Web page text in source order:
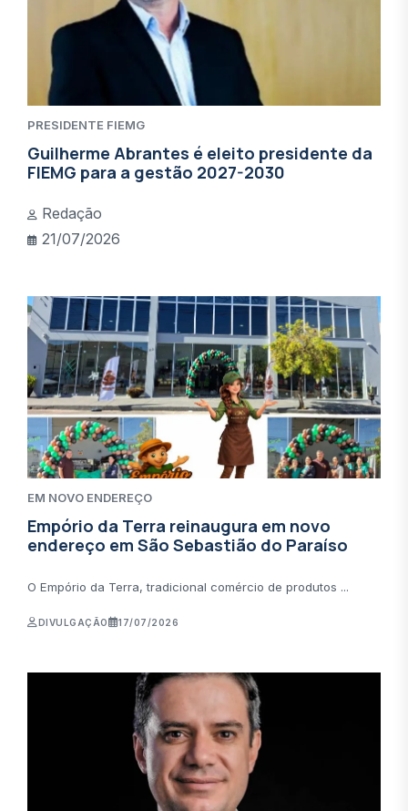
PRESIDENTE FIEMG
Guilherme Abrantes é eleito presidente da
FIEMG para a gestão 2027-2030
Redação
21/07/2026
EM NOVO ENDEREÇO
Empório da Terra reinaugura em novo
endereço em São Sebastião do Paraíso
O Empório da Terra, tradicional comércio de produtos ...
DIVULGAÇÃO 17/07/2026